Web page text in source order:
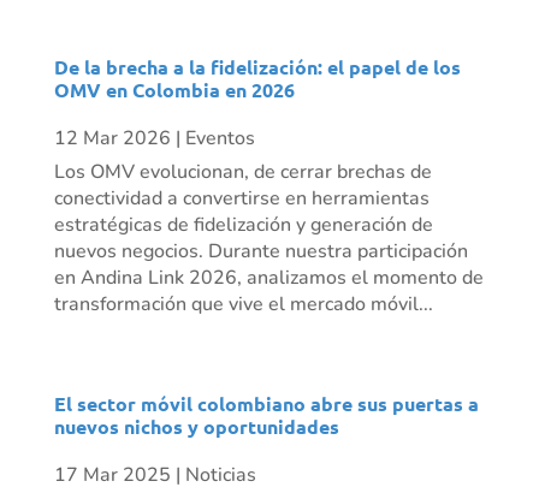
De la brecha a la fidelización: el papel de los
OMV en Colombia en 2026
12 Mar 2026 | Eventos
Los OMV evolucionan, de cerrar brechas de
conectividad a convertirse en herramientas
estratégicas de fidelización y generación de
nuevos negocios. Durante nuestra participación
en Andina Link 2026, analizamos el momento de
transformación que vive el mercado móvil...
El sector móvil colombiano abre sus puertas a
nuevos nichos y oportunidades
17 Mar 2025 | Noticias